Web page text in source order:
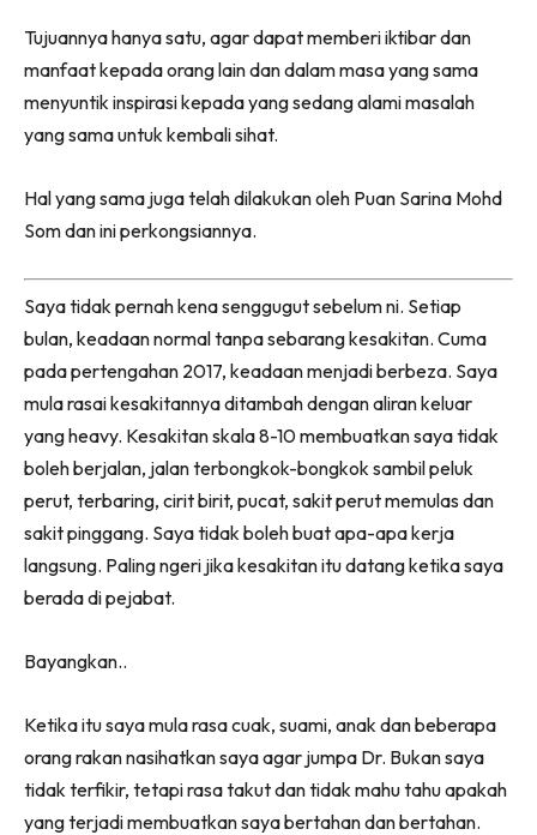
Tujuannya hanya satu, agar dapat memberi iktibar dan
manfaat kepada orang lain dan dalam masa yang sama
menyuntik inspirasi kepada yang sedang alami masalah
yang sama untuk kembali sihat.
Hal yang sama juga telah dilakukan oleh Puan Sarina Mohd
Som dan ini perkongsiannya.
Saya tidak pernah kena senggugut sebelum ni. Setiap
bulan, keadaan normal tanpa sebarang kesakitan. Cuma
pada pertengahan 2017, keadaan menjadi berbeza. Saya
mula rasai kesakitannya ditambah dengan aliran keluar
yang heavy. Kesakitan skala 8-10 membuatkan saya tidak
boleh berjalan, jalan terbongkok-bongkok sambil peluk
perut, terbaring, cirit birit, pucat, sakit perut memulas dan
sakit pinggang. Saya tidak boleh buat apa-apa kerja
langsung. Paling ngeri jika kesakitan itu datang ketika saya
berada di pejabat.
Bayangkan..
Ketika itu saya mula rasa cuak, suami, anak dan beberapa
orang rakan nasihatkan saya agar jumpa Dr. Bukan saya
tidak terfikir, tetapi rasa takut dan tidak mahu tahu apakah
yang terjadi membuatkan saya bertahan dan bertahan.